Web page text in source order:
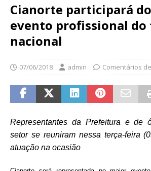
Cianorte participará
evento profissional
nacional
07/06/2018 admin Comentários
Representantes da Prefeitura e de
setor se reuniram nessa terça-feira
atuação na ocasião